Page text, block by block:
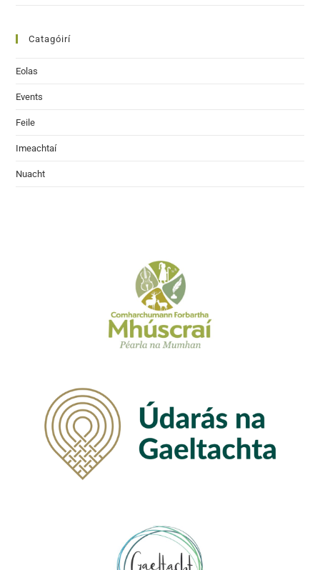
Catagóirí
Eolas
Events
Feile
Imeachtaí
Nuacht